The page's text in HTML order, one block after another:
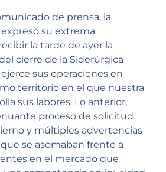
de prensa, la
su extrema
la tarde de ayer la
cierre de la Siderúrgica
sus operaciones en
territorio en el que nuestra
sus labores. Lo anterior,
proceso de solicitud
y múltiples advertencias
se asomaban frente a
en el mercado que